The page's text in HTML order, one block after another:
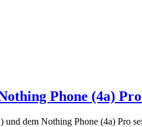
Phone (4a)
dem Nothing Phone (4a) Pro